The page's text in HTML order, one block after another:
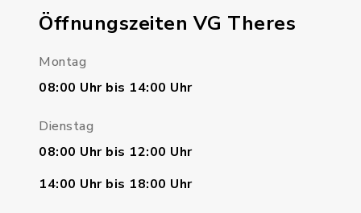
Öffnungszeiten VG Theres
Montag
08:00 Uhr bis 14:00 Uhr
Dienstag
08:00 Uhr bis 12:00 Uhr
14:00 Uhr bis 18:00 Uhr